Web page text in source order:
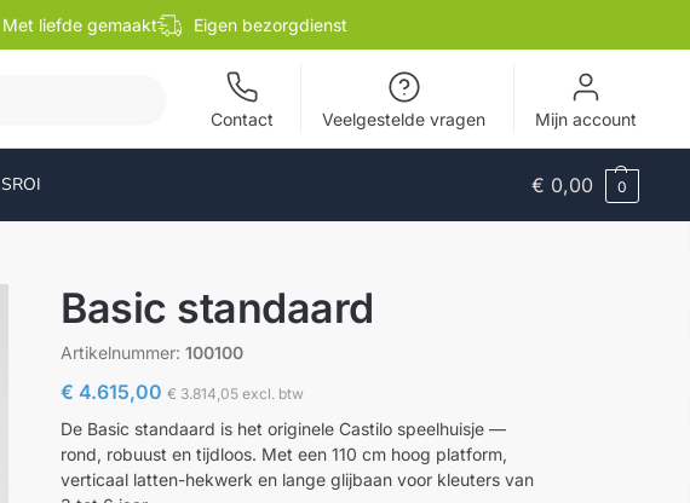
Met liefde gemaakt Eigen bezorgdienst
Contact Veelgestelde vragen Mijn account
SROI € 0,00 0
Basic standaard
Artikelnummer:100100
€ 4.615,00 € 3.814,05 excl. btw
De Basic standaard is het originele Castilo speelhuisje —
rond, robuust en tijdloos. Met een 110 cm hoog platform,
verticaal latten-hekwerk en lange glijbaan voor kleuters van